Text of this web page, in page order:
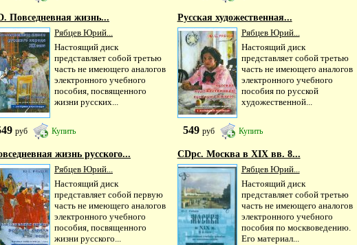
Повседневная жизнь...
Рябцев Юрий...
Настоящий диск
представляет собой третью
часть не имеющего аналогов
электронного учебного
пособия, посвященного
жизни русских...
руб Купить
Русская художественная...
Рябцев Юрий...
Настоящий диск
представляет собой третью
часть не имеющего аналогов
электронного учебного
пособия по русской
художественной...
549 руб Купить
жизнь русского...
Рябцев Юрий...
Настоящий диск
представляет собой первую
часть не имеющего аналогов
электронного учебного
пособия, посвященного
жизни русского...
CDpc. Москва в XIX вв. 8...
Рябцев Юрий...
Настоящий диск
представляет собой третью
часть не имеющего аналогов
электронного учебного
пособия по москвоведению.
Его материал...